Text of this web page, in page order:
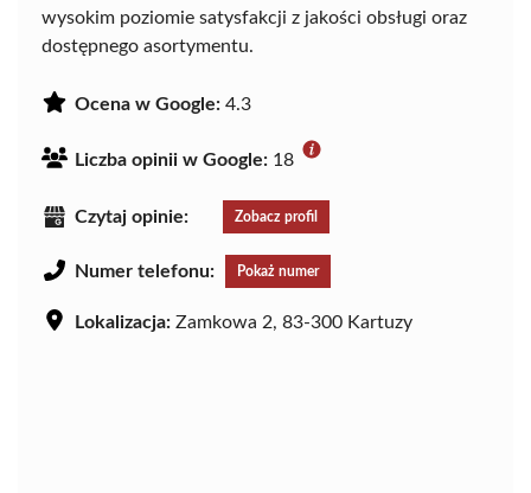
wysokim poziomie satysfakcji z jakości obsługi oraz
dostępnego asortymentu.
Ocena w Google: 4.3
Liczba opinii w Google: 18
Czytaj opinie: Zobacz profil
Numer telefonu: Pokaż numer
Lokalizacja: Zamkowa 2, 83-300 Kartuzy